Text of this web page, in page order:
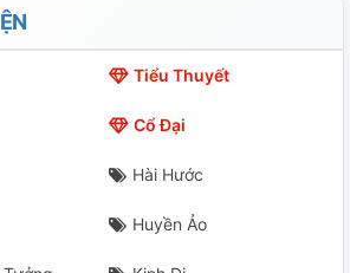
Tiểu Thuyết
Cổ Đại
Hài Hước
Huyền Ảo